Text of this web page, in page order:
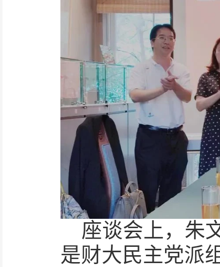
座谈会上，朱
是财大民主党派